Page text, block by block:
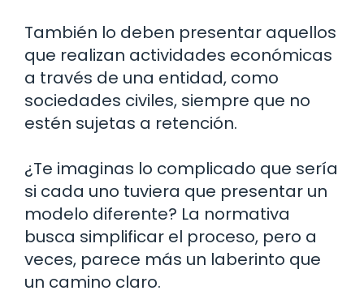
También lo deben presentar aquellos
que realizan actividades económicas
a través de una entidad, como
sociedades civiles, siempre que no
estén sujetas a retención.
¿Te imaginas lo complicado que sería
si cada uno tuviera que presentar un
modelo diferente? La normativa
busca simplificar el proceso, pero a
veces, parece más un laberinto que
un camino claro.